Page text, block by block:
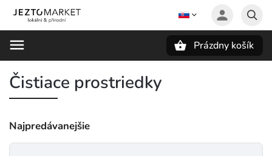
Prázdny košík
Čistiace prostriedky
Najpredávanejšie